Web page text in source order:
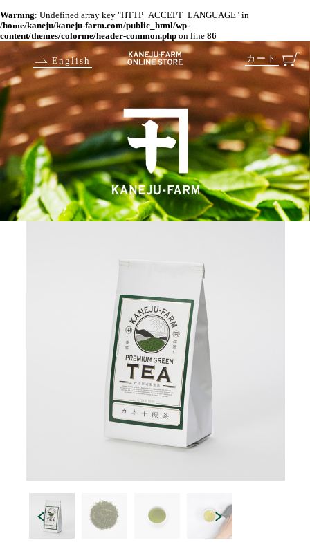
Warning: Undefined array key "HTTP_ACCEPT_LANGUAGE" in
/home/kaneju/kaneju-farm.com/public_html/wp-
content/themes/colorme/header-common.php on line 86
カート
English